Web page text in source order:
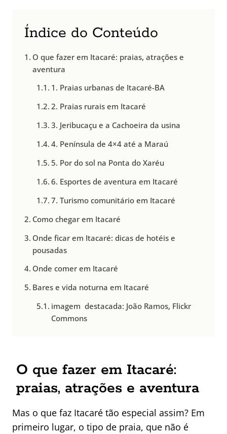
Índice do Conteúdo
O que fazer em Itacaré: praias, atrações e
aventura
1. Praias urbanas de Itacaré-BA
2. Praias rurais em Itacaré
3. Jeribucaçu e a Cachoeira da usina
4. Península de 4×4 até a Maraú
5. Por do sol na Ponta do Xaréu
6. Esportes de aventura em Itacaré
7. Turismo comunitário em Itacaré
Como chegar em Itacaré
Onde ficar em Itacaré: dicas de hotéis e
pousadas
Onde comer em Itacaré
Bares e vida noturna em Itacaré
imagem destacada: João Ramos, Flickr
Commons
O que fazer em Itacaré:
praias, atrações e aventura
Mas o que faz Itacaré tão especial assim? Em
primeiro lugar, o tipo de praia, que não é